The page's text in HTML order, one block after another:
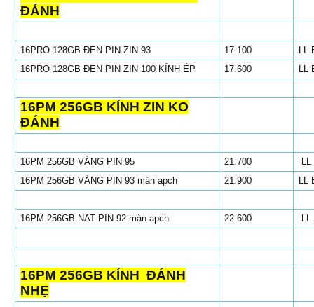
ĐÁNH
16PRO 128GB ĐEN PIN ZIN 93 17.100
16PRO 128GB ĐEN PIN ZIN 100 KÍNH ÉP
17.600
16PM 256GB KÍNH ZIN KO
ĐÁNH
16PM 256GB VÀNG PIN 95 21.700
16PM 256GB VÀNG PIN 93 màn apch
21.900
16PM 256GB NAT PIN 92 màn apch 22.600
16PM 256GB KÍNH ĐÁNH
NHẸ